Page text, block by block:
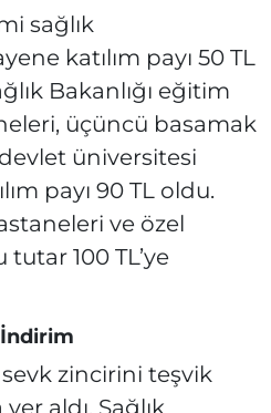
sağlık
katılım payı 50 TL
Bakanlığı eğitim
üçüncü basamak
üniversitesi
payı 90 TL oldu.
ve özel
100 TL’ye
zincirini teşvik